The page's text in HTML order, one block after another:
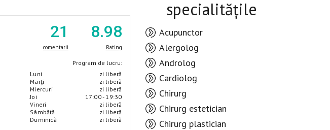
21
comentarii
8.98
Rating
Program de lucru:
Luni
Marţi
Miercuri
Joi
Vineri
Sâmbătă
Duminică
zi liberă
zi liberă
zi liberă
17:00 - 19:30
zi liberă
zi liberă
zi liberă
specialitățile
Acupunctor
Alergolog
Androlog
Cardiolog
Chirurg
Chirurg estetician
Chirurg plastician